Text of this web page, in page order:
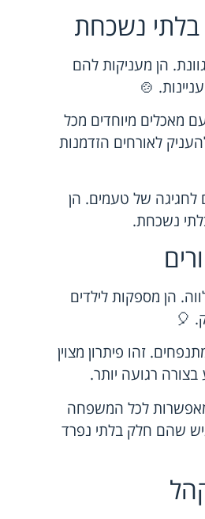
בלתי נשכחת
הן מעניקות להם
🍲
מאכלים מיוחדים מכל
לאורחים הזדמנות
של טעמים. הן
נשכחת.
הן מספקות לילדים
🎈
זהו פיתרון מצוין
רגועה יותר.
מאפשרות לכל המשפחה
שהם חלק בלתי נפרד